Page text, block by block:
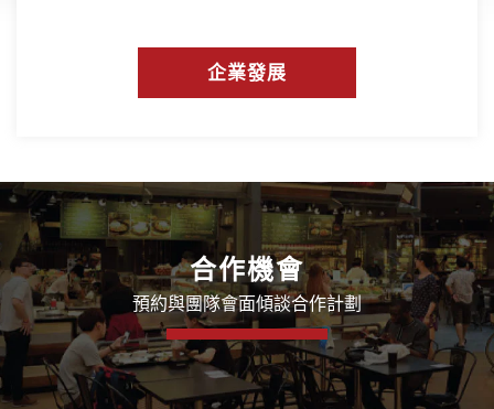
企業發展
合作機會
預約與團隊會面傾談合作計劃